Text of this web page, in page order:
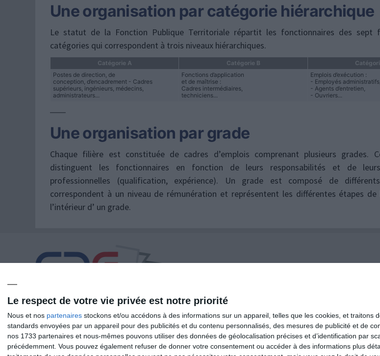
Le respect de votre vie privée est notre priorité
Nous et nos partenaires stockons et/ou accédons à des informations sur un appareil, telles que les cookies, et
standards envoyées par un appareil pour des publicités et du contenu personnalisés, des mesures de publicité et de
nos 1733 partenaires et nous-mêmes pouvons utiliser des données de géolocalisation précises et d’identification par
précédemment. Vous pouvez également refuser de donner votre consentement ou accéder à des informations plus
Une organisation par catégorie hiérarchique
Le statut de la Fonction Publique Territoriale répartit les fonctionnaires des sept
catégories qui correspondent à trois niveaux hiérarchiques.
Catégorie A Catégorie B
Postes de direction, de
conception, d’encadrement - Cadres
supérieurs, ingénieurs, médecins,
administrateurs...
Fonctions d’application
et de maîtrise :
Cadres intermédiaires,
techniciens...
Emplois d’exécution :
- Employés administratifs,
- Agents d’entretien,
- Ouvriers...
Une organisation par grade
Chaque filière est constituée de cadres d’emplois comprenant plusieurs grades.
distinguent les fonctionnaires en fonction de leurs responsabilités et de leurs
professionnelles (qualification, expérience). Un grade est composé de
correspondent à un niveau de rémunération et représentent les différentes étapes de
l’intérieur d’ un grade.
21 rue Bourdillon
36000 CHATEAUROUX
Tél. : 02 54 34 18 20
Fax. : 02 54 22 97 42